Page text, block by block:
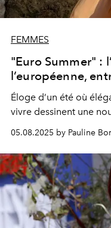
FEMMES
"Euro Summer" :
l’européenne,
Éloge d’un été où
vivre dessinent une
05.08.2025 by Pauline